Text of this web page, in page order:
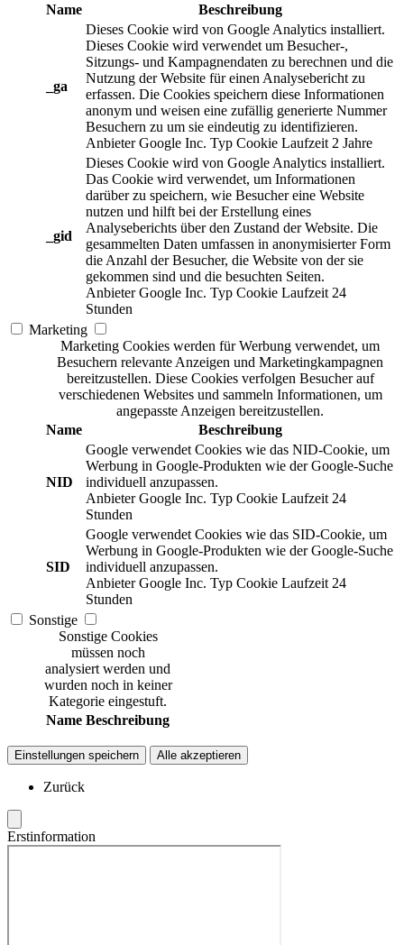
Name
Beschreibung
_ga
Dieses Cookie wird von Google Analytics installiert.
Dieses Cookie wird verwendet um Besucher-,
Sitzungs- und Kampagnendaten zu berechnen und die
Nutzung der Website für einen Analysebericht zu
erfassen. Die Cookies speichern diese Informationen
anonym und weisen eine zufällig generierte Nummer
Besuchern zu um sie eindeutig zu identifizieren.
Anbieter Google Inc. Typ Cookie Laufzeit 2 Jahre
_gid
Dieses Cookie wird von Google Analytics installiert.
Das Cookie wird verwendet, um Informationen
darüber zu speichern, wie Besucher eine Website
nutzen und hilft bei der Erstellung eines
Analyseberichts über den Zustand der Website. Die
gesammelten Daten umfassen in anonymisierter Form
die Anzahl der Besucher, die Website von der sie
gekommen sind und die besuchten Seiten.
Anbieter Google Inc. Typ Cookie Laufzeit 24
Stunden
Marketing
Marketing Cookies werden für Werbung verwendet, um
Besuchern relevante Anzeigen und Marketingkampagnen
bereitzustellen. Diese Cookies verfolgen Besucher auf
verschiedenen Websites und sammeln Informationen, um
angepasste Anzeigen bereitzustellen.
Name
Beschreibung
NID
Google verwendet Cookies wie das NID-Cookie, um
Werbung in Google-Produkten wie der Google-Suche
individuell anzupassen.
Anbieter Google Inc. Typ Cookie Laufzeit 24
Stunden
SID
Google verwendet Cookies wie das SID-Cookie, um
Werbung in Google-Produkten wie der Google-Suche
individuell anzupassen.
Anbieter Google Inc. Typ Cookie Laufzeit 24
Stunden
Sonstige
Sonstige Cookies
müssen noch
analysiert werden und
wurden noch in keiner
Kategorie eingestuft.
Name Beschreibung
Einstellungen speichern Alle akzeptieren
Zurück
Erstinformation